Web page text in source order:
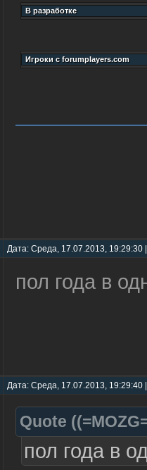
Дата: Среда, 17.07.2013,
пол года в
Дата: Среда, 17.07.2013,
Quote (
пол года в